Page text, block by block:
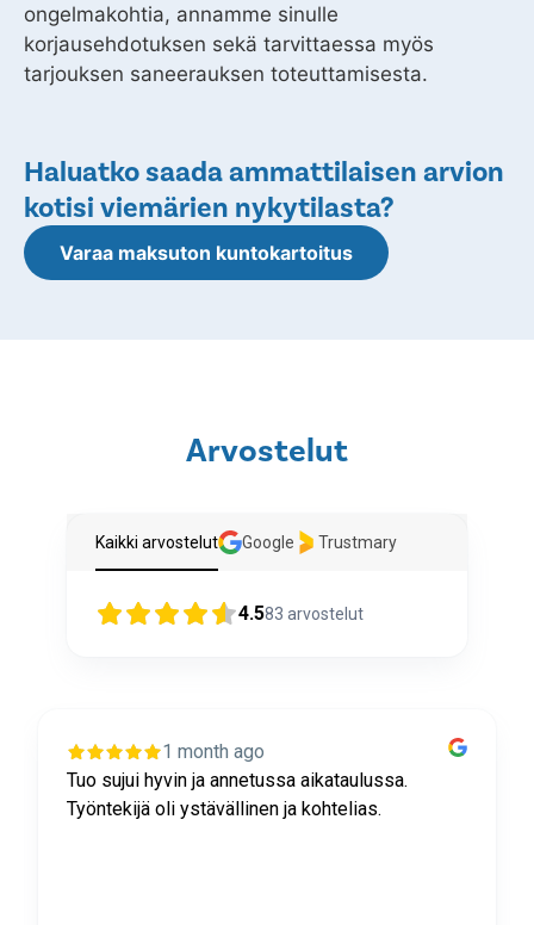
ongelmakohtia, annamme sinulle
korjausehdotuksen sekä tarvittaessa myös
tarjouksen saneerauksen toteuttamisesta.
Haluatko saada ammattilaisen arvion
kotisi viemärien nykytilasta?
Varaa maksuton kuntokartoitus
Arvostelut
Kaikki arvostelut Google Trustmary
4.583 arvostelut
1 month ago
Tuo sujui hyvin ja annetussa aikataulussa.
Työntekijä oli ystävällinen ja kohtelias.